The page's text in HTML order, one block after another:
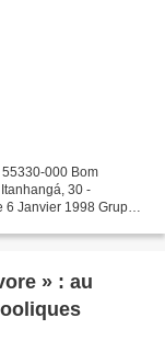
000 Bom
30 -
Janvier 1998 Grupo
» : au